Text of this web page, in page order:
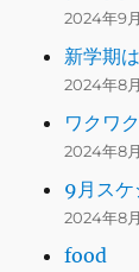
2024年9
新学期
2024年8
ワクワ
2024年8
9月スケ
2024年8
food